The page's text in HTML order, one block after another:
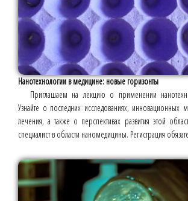
Нанотехнологии в медицине: новые горизонты
Приглашаем на лекцию о применении
Узнайте о последних исследованиях, инновационных
лечения, а также о перспективах развития этой
специалист в области наномедицины. Регистрация